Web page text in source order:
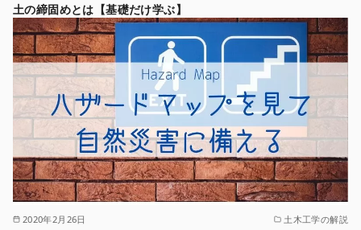
土の締固めとは【基礎だけ学ぶ】
2020年2月26日 土木工学の解説